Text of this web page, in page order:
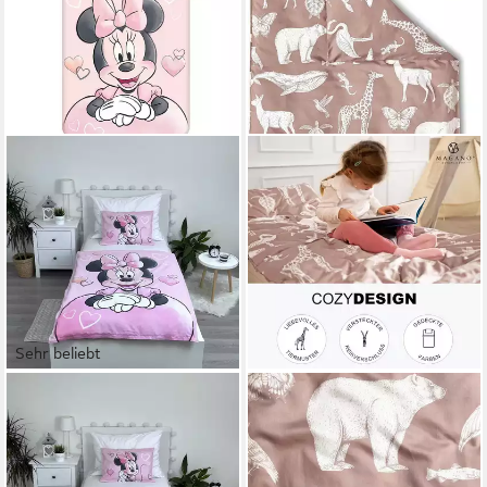
Sehr beliebt
Babybettwäsche
Wendebettwäsche Minnie
Mouse 2tlg. Baumwolle
MAGANO
Kinderbettwäsche, Bambus &
Baumwolle Satin, Luxus
Kinder Bettwäsche, 400 TC